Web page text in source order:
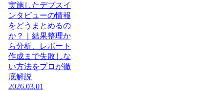
実施したデプスイ
ンタビューの情報
をどうまとめるの
か？｜結果整理か
ら分析、レポート
作成まで失敗しな
い方法をプロが徹
底解説
2026.03.01